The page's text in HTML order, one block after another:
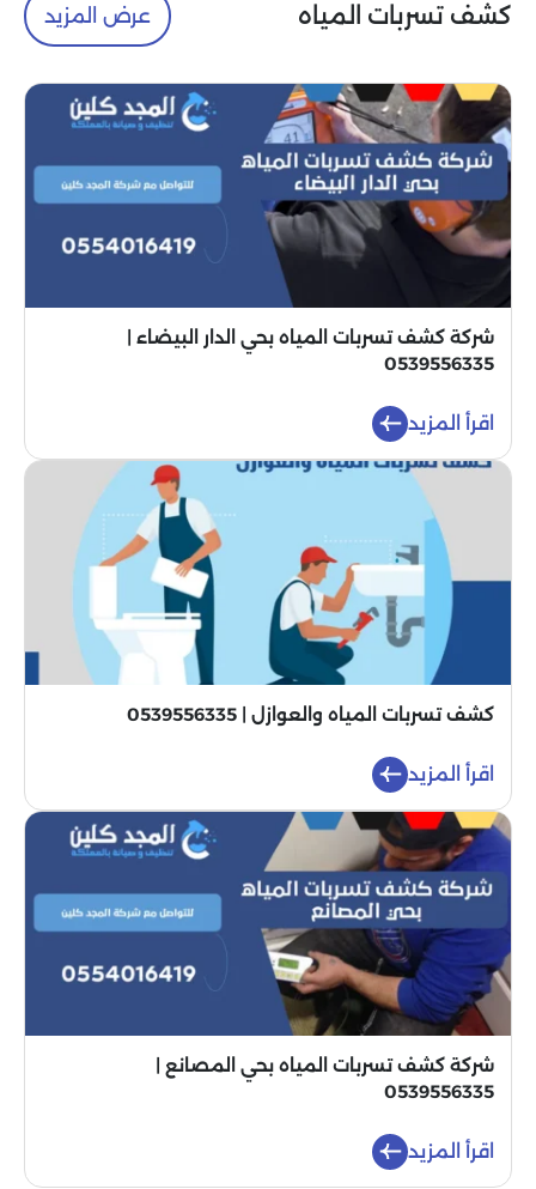
كشف تسربات المياه عرض المزيد
شركة كشف تسربات المياه بحي الدار البيضاء |
0539556335
اقرأ المزيد
كشف تسربات المياه والعوازل | 0539556335
اقرأ المزيد
شركة كشف تسربات المياه بحي المصانع |
0539556335
اقرأ المزيد